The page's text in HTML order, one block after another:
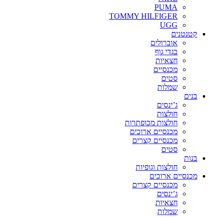
PUMA
TOMMY HILFIGER
UGG
קטנטנים
אוברולים
בגדי גוף
חצאיות
מכנסיים
סטים
שמלות
בנים
ג’ינסים
חולצות
חולצות מכופתרות
מכנסיים ארוכים
מכנסיים קצרים
סטים
בנות
חולצות וגופיות
מכנסיים ארוכים
מכנסיים קצרים
ג’ינסים
חצאיות
שמלות